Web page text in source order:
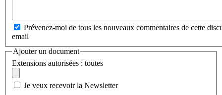
Prévenez-moi de tous les nouveaux commentaires de cette
email
Ajouter un document
Extensions autorisées : toutes
Je veux recevoir la Newsletter